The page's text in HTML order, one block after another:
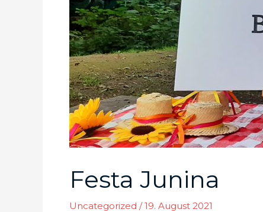
Festa Junina
Uncategorized /19. August 2021